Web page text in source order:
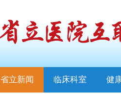
省立新闻 临床科室 健